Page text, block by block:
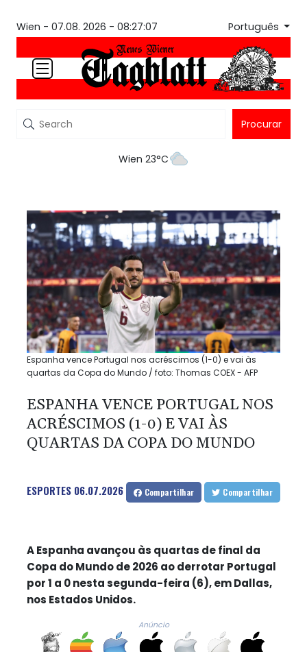
Wien - 07.08. 2026 - 08:27:07 Português
Procurar
Wien 23°C
Espanha vence Portugal nos acréscimos (1-0) e vai às
quartas da Copa do Mundo / foto: Thomas COEX - AFP
ESPANHA VENCE PORTUGAL NOS
ACRÉSCIMOS (1-0) E VAI ÀS
QUARTAS DA COPA DO MUNDO
ESPORTES 06.07.2026 Compartilhar Compartilhar
A Espanha avançou às quartas de final da
Copa do Mundo de 2026 ao derrotar Portugal
por 1 a 0 nesta segunda-feira (6), em Dallas,
nos Estados Unidos.
Anúncio